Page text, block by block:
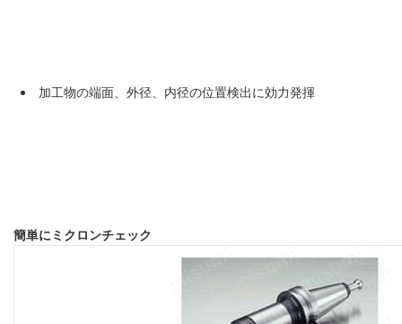
加工物の端面、外径、内径の位置検出に効力発揮
簡単にミクロンチェック